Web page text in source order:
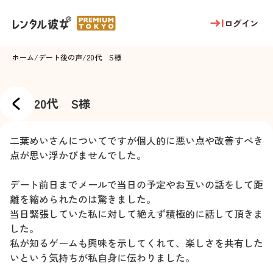
ログイン
ホーム/デート後の声/20代 S様
20代 S様
二葉めいさんについてですが個人的に悪い点や改善すべき
点が思い浮かびませんでした。
デート前日までメールで当日の予定やお互いの話をして距
離を縮められたのは驚きました。
当日緊張していた私に対して絶えず積極的に話して頂きま
した。
私が知るゲームも興味を示してくれて、楽しさを共有した
いという気持ちが私自身に伝わりました。